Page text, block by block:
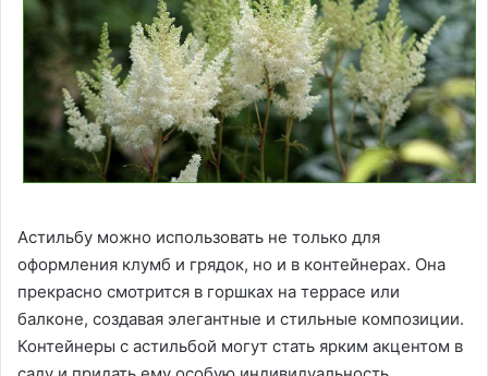
Астильбу можно использовать не только для
оформления клумб и грядок, но и в контейнерах. Она
прекрасно смотрится в горшках на террасе или
балконе, создавая элегантные и стильные композиции.
Контейнеры с астильбой могут стать ярким акцентом в